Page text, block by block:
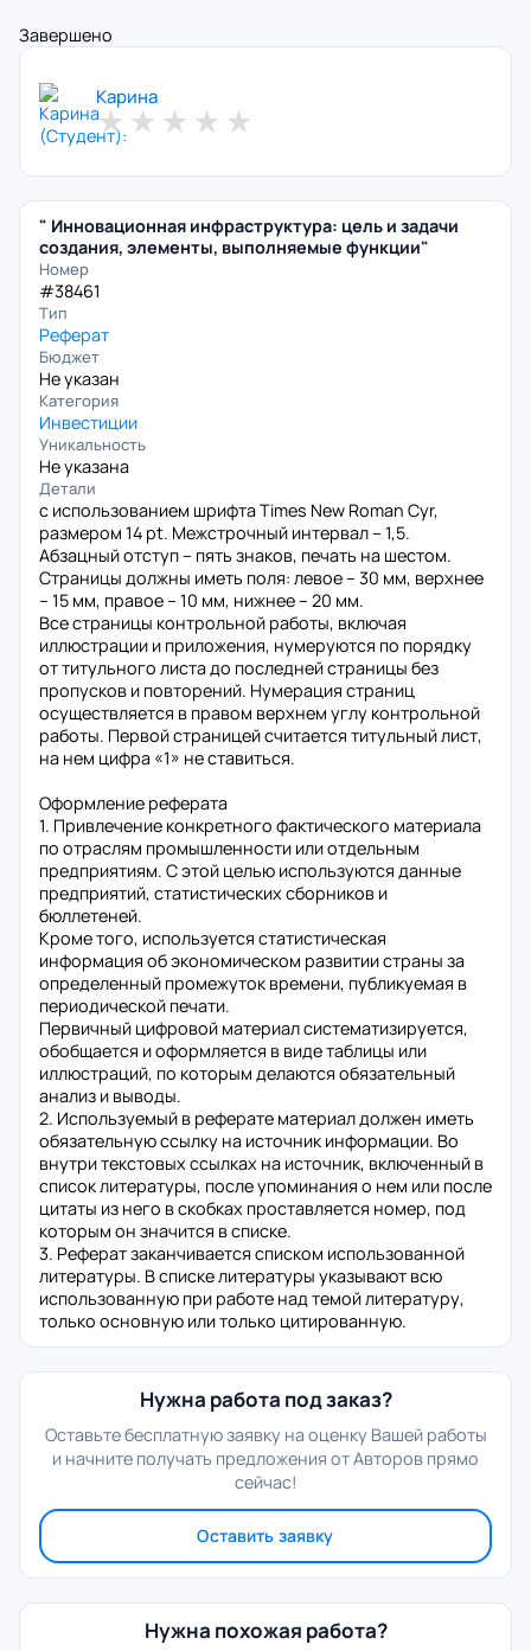
Завершено
Карина
★ ★ ★ ★ ★
" Инновационная инфраструктура: цель и задачи
создания, элементы, выполняемые функции"
Номер
#38461
Тип
Реферат
Бюджет
Не указан
Категория
Инвестиции
Уникальность
Не указана
Детали
с использованием шрифта Times New Roman Cyr,
размером 14 pt. Межстрочный интервал – 1,5.
Абзацный отступ – пять знаков, печать на шестом.
Страницы должны иметь поля: левое – 30 мм, верхнее
– 15 мм, правое – 10 мм, нижнее – 20 мм.
Все страницы контрольной работы, включая
иллюстрации и приложения, нумеруются по порядку
от титульного листа до последней страницы без
пропусков и повторений. Нумерация страниц
осуществляется в правом верхнем углу контрольной
работы. Первой страницей считается титульный лист,
на нем цифра «1» не ставиться.
Оформление реферата
1. Привлечение конкретного фактического материала
по отраслям промышленности или отдельным
предприятиям. С этой целью используются данные
предприятий, статистических сборников и
бюллетеней.
Кроме того, используется статистическая
информация об экономическом развитии страны за
определенный промежуток времени, публикуемая в
периодической печати.
Первичный цифровой материал систематизируется,
обобщается и оформляется в виде таблицы или
иллюстраций, по которым делаются обязательный
анализ и выводы.
2. Используемый в реферате материал должен иметь
обязательную ссылку на источник информации. Во
внутри текстовых ссылках на источник, включенный в
список литературы, после упоминания о нем или после
цитаты из него в скобках проставляется номер, под
которым он значится в списке.
3. Реферат заканчивается списком использованной
литературы. В списке литературы указывают всю
использованную при работе над темой литературу,
только основную или только цитированную.
Нужна работа под заказ?
Оставьте бесплатную заявку на оценку Вашей работы
и начните получать предложения от Авторов прямо
сейчас!
Оставить заявку
Нужна похожая работа?